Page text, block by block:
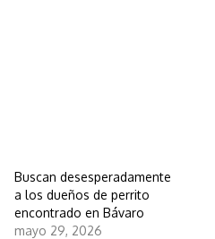
Buscan desesperadamente
a los dueños de perrito
encontrado en Bávaro
mayo 29, 2026